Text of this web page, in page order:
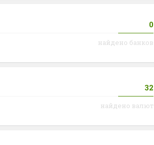
0
найдено банков
32
найдено валют